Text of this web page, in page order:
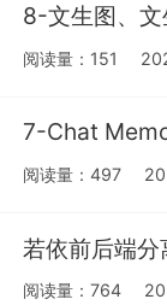
8-文生图、文
阅读量：151
7-Chat
阅读量：497
若依前后端
阅读量：764